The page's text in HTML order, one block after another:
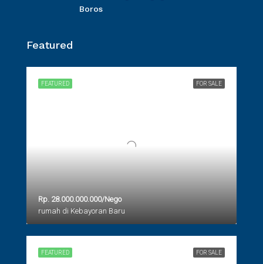
Boros
Featured
FOR SALE
FEATURED
Rp. 28.000.000.000/Nego
rumah di Kebayoran Baru
FOR SALE
FEATURED